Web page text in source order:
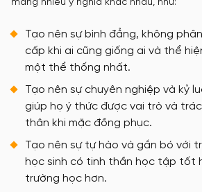
mang nhiều ý nghĩa khác nhau, như:
Tạo nên sự bình đẳng, không
cấp khi ai cũng giống ai và thể
một thể thống nhất.
Tạo nên sự chuyên nghiệp và kỷ
giúp họ ý thức được vai trò và
thân khi mặc đồng phục.
Tạo nên sự tự hào và gắn bó với
học sinh có tinh thần học tập tốt
trường học hơn.